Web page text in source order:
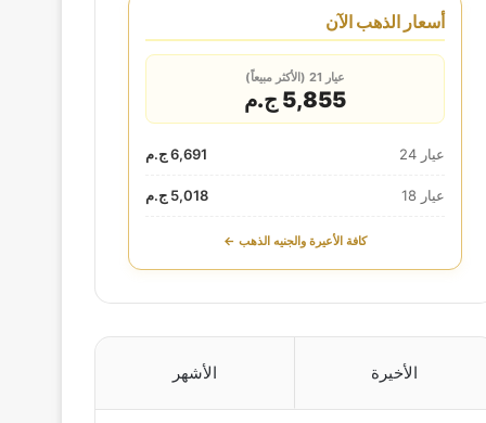
أسعار الذهب الآن
عيار 21 (الأكثر مبيعاً)
5,855 ج.م
عيار 24 6,691 ج.م
عيار 18 5,018 ج.م
كافة الأعيرة والجنيه الذهب ←
الأخيرة الأشهر